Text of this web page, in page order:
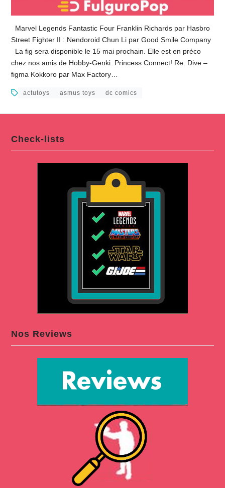
Marvel Legends Fantastic Four Franklin Richards par Hasbro
Street Fighter II : Nendoroid Chun Li par Good Smile Company
La fig sera disponible le 15 mai prochain. Elle est en préco
chez nos amis de Hobby-Genki. Princess Connect! Re: Dive –
figma Kokkoro par Max Factory…
actutoys asmus toys dc comics
Check-lists
Nos Reviews